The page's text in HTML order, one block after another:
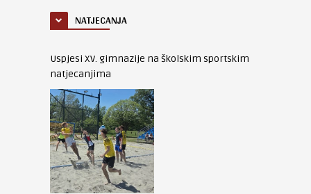
NATJECANJA
Uspjesi XV. gimnazije na školskim sportskim
natjecanjima